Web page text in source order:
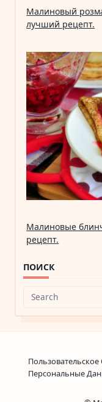
Малиновый
лучший рецепт.
Малиновые
рецепт.
ПОИСК
Search
for:
Персональные